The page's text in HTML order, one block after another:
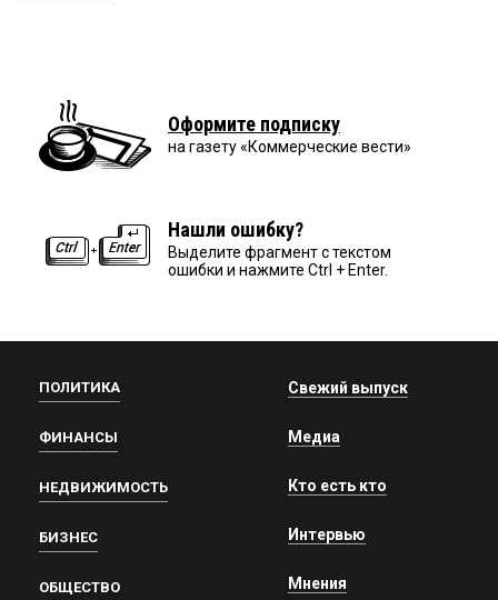
Оформите подписку
на газету «Коммерческие вести»
Нашли ошибку?
Выделите фрагмент с текстом
ошибки и нажмите Ctrl + Enter.
ПОЛИТИКА
ФИНАНСЫ
НЕДВИЖИМОСТЬ
БИЗНЕС
ОБЩЕСТВО
Свежий выпуск
Медиа
Кто есть кто
Интервью
Мнения